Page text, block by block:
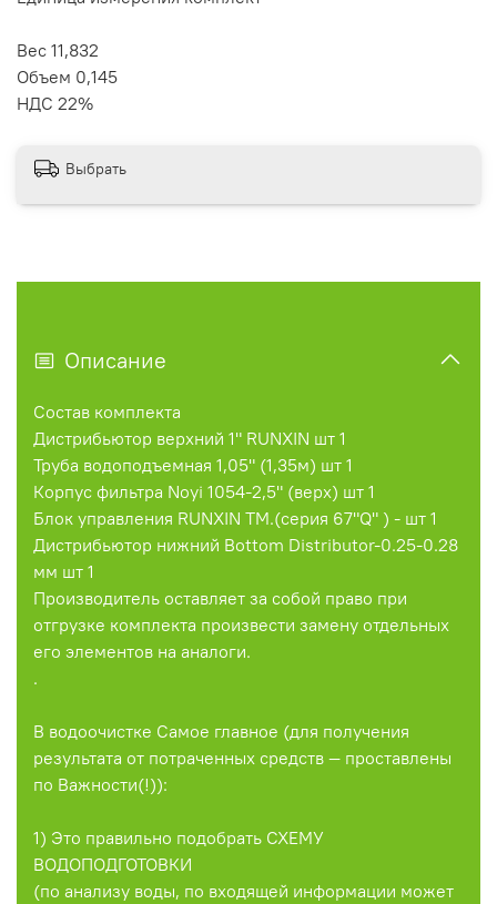
Вес 11,832
Объем 0,145
НДС 22%
Выбрать
Описание
Состав комплекта
Дистрибьютор верхний 1" RUNXIN шт 1
Труба водоподъемная 1,05" (1,35м) шт 1
Корпус фильтра Noyi 1054-2,5" (верх) шт 1
Блок управления RUNXIN TM.(серия 67"Q" ) - шт 1
Дистрибьютор нижний Bottom Distributor-0.25-0.28
мм шт 1
Производитель оставляет за собой право при
отгрузке комплекта произвести замену отдельных
его элементов на аналоги.
.
В водоочистке Самое главное (для получения
результата от потраченных средств — проставлены
по Важности(!)):
1) Это правильно подобрать СХЕМУ
ВОДОПОДГОТОВКИ
(по анализу воды, по входящей информации может